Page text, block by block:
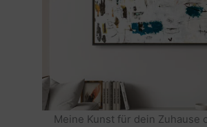
Meine Kunst für dein Zuhause